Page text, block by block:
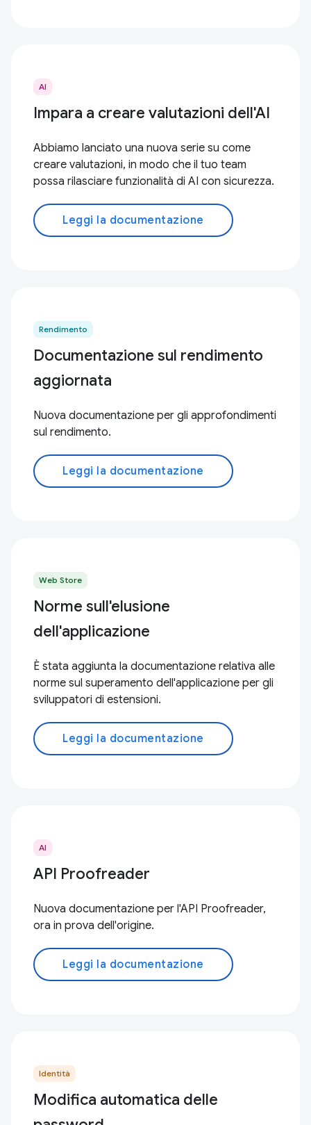
AI
Impara a creare valutazioni dell'AI
Abbiamo lanciato una nuova serie su come
creare valutazioni, in modo che il tuo team
possa rilasciare funzionalità di AI con sicurezza.
Leggi la documentazione
Rendimento
Documentazione sul rendimento
aggiornata
Nuova documentazione per gli approfondimenti
sul rendimento.
Leggi la documentazione
Web Store
Norme sull'elusione
dell'applicazione
È stata aggiunta la documentazione relativa alle
norme sul superamento dell'applicazione per gli
sviluppatori di estensioni.
Leggi la documentazione
AI
API Proofreader
Nuova documentazione per l'API Proofreader,
ora in prova dell'origine.
Leggi la documentazione
Identità
Modifica automatica delle